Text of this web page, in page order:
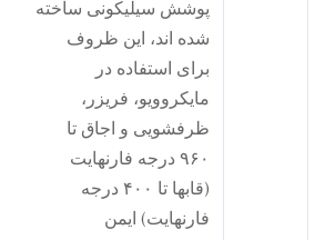
پوشش سیلیکونی ساخته
شده اند، این ظروف
برای استفاده در
مایکروویو، فریزر،
ظرفشویی و اجاق تا
۹۶۰ درجه فارنهایت
(قابها تا ۴۰۰ درجه
فارنهایت) ایمن